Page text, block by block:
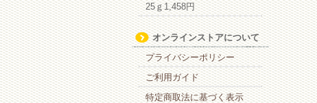
25ｇ1,458円
オンラインストアについて
プライバシーポリシー
ご利用ガイド
特定商取法に基づく表示